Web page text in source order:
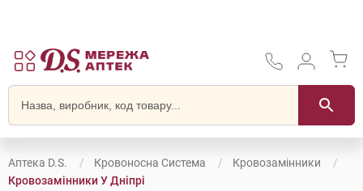
Аптека D.S. Кровоносна Система
Кровозамінники
Кровозамінники У Дніпрі